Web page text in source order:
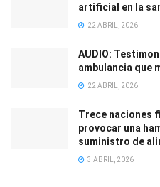
artificial en la
22 ABRIL, 2026
AUDIO:
ambulancia que
22 ABRIL, 2026
Trece naciones
provocar una
suministro de
3 ABRIL, 2026